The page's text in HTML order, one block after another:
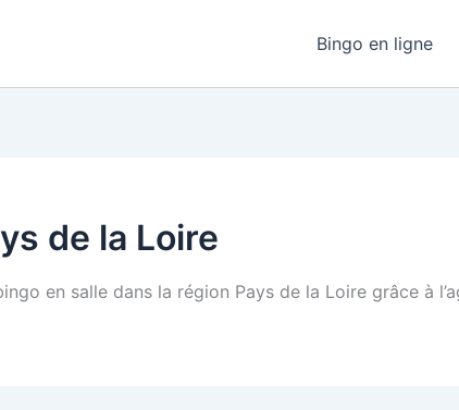
Bingo en ligne
de la Loire
en salle dans la région Pays de la Loire grâce à